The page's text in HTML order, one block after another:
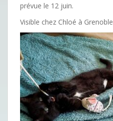
prévue le 12 juin.
Visible chez Chloé à Grenoble